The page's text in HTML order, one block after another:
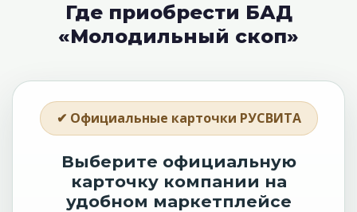
Где приобрести БАД
«Молодильный скоп»
✔ Официальные карточки РУСВИТА
Выберите официальную
карточку компании на
удобном маркетплейсе